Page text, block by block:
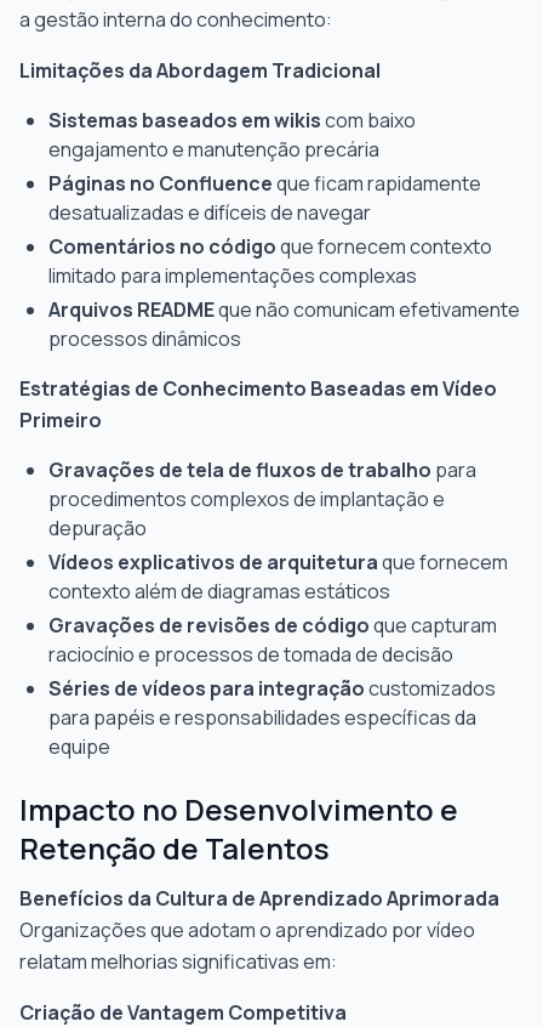
a gestão interna do conhecimento:
Limitações da Abordagem Tradicional
Sistemas baseados em wikiscom baixo
engajamento e manutenção precária
Páginas no Confluenceque ficam rapidamente
desatualizadas e difíceis de navegar
Comentários no códigoque fornecem contexto
limitado para implementações complexas
Arquivos READMEque não comunicam efetivamente
processos dinâmicos
Estratégias de Conhecimento Baseadas em Vídeo
Primeiro
Gravações de tela de fluxos de trabalho para
procedimentos complexos de implantação e
depuração
Vídeos explicativos de arquiteturaque fornecem
contexto além de diagramas estáticos
Gravações de revisões de códigoque capturam
raciocínio e processos de tomada de decisão
Séries de vídeos para integraçãocustomizados
para papéis e responsabilidades específicas da
equipe
Impacto no Desenvolvimento e
Retenção de Talentos
Benefícios da Cultura de Aprendizado Aprimorada
Organizações que adotam o aprendizado por vídeo
relatam melhorias significativas em:
Criação de Vantagem Competitiva